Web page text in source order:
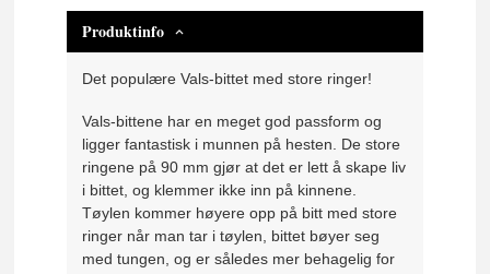
Produktinfo
Det populære Vals-bittet med store ringer!
Vals-bittene har en meget god passform og
ligger fantastisk i munnen på hesten. De store
ringene på 90 mm gjør at det er lett å skape liv
i bittet, og klemmer ikke inn på kinnene.
Tøylen kommer høyere opp på bitt med store
ringer når man tar i tøylen, bittet bøyer seg
med tungen, og er således mer behagelig for